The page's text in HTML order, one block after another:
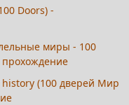
Doors) -
миры - 100
(100 дверей Мир